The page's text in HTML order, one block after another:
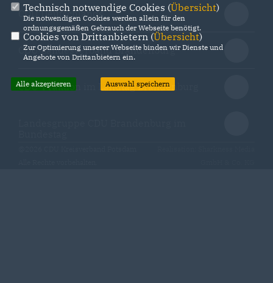
CDU Deutschlands
CDU Landesverband Brandenburg
CDU-Fraktion im Landtag Brandenburg
Technisch notwendige Cookies (Übersicht)
Die notwendigen Cookies werden allein für den
ordnungsgemäßen Gebrauch der Webseite benötigt.
Cookies von Drittanbietern (Übersicht)
Zur Optimierung unserer Webseite binden wir Dienste und
Angebote von Drittanbietern ein.
Alle akzeptieren Auswahl speichern